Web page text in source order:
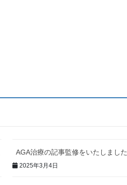
AGA治療の記事監修をいたしました
2025年3月4日